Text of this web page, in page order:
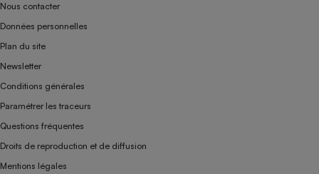
Nous contacter
Données personnelles
Plan du site
Newsletter
Conditions générales
Paramétrer les traceurs
Questions fréquentes
Droits de reproduction et de diffusion
Mentions légales